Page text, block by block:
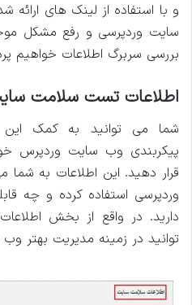
و با استفاده از لینک های
سایت وردپرسی و رفع مشکل
بررسی سربرگ اطلاعات خواهیم
اطلاعات تست سلامت
شما می توانید به کمک این
پیکربندی وب سایت وردپرس
قرار دهید. این اطلاعات به
وردپرسی استفاده کرده و چه
دارید. در واقع از بخش
توانید در زمینه مدیریت بهتر وب